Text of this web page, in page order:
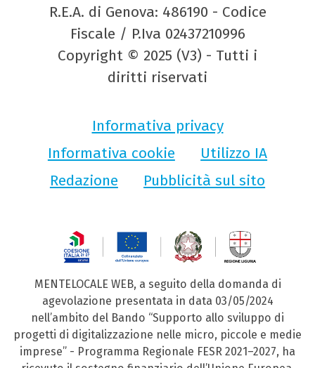
R.E.A. di Genova: 486190 - Codice
Fiscale / P.Iva 02437210996
Copyright © 2025 (V3) - Tutti i
diritti riservati
Informativa privacy
Informativa cookie
Utilizzo IA
Redazione
Pubblicità sul sito
MENTELOCALE WEB, a seguito della domanda di
agevolazione presentata in data 03/05/2024
nell’ambito del Bando “Supporto allo sviluppo di
progetti di digitalizzazione nelle micro, piccole e medie
imprese” - Programma Regionale FESR 2021–2027, ha